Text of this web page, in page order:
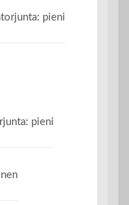
pieni
pieni